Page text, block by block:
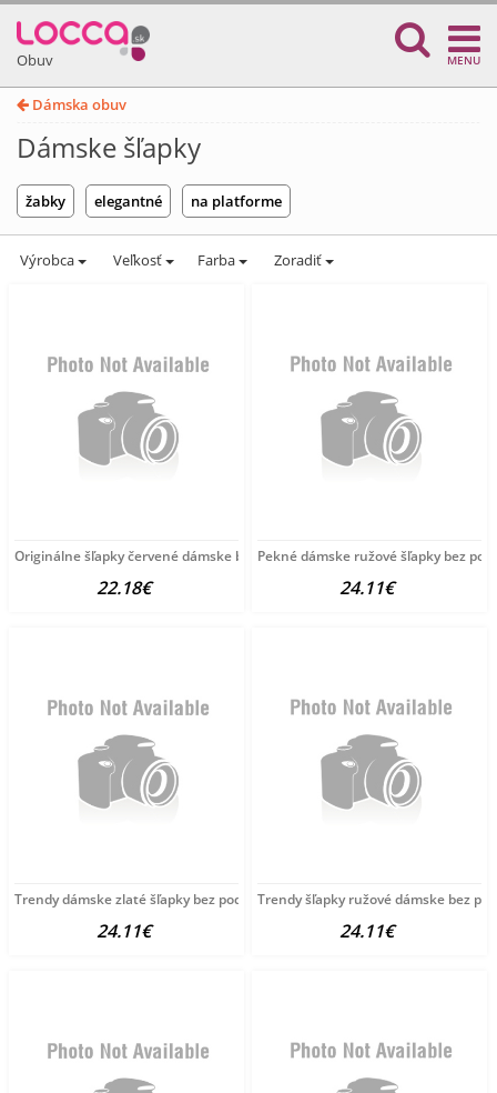
Obuv MENU
Dámska obuv
Dámske šľapky
žabky elegantné na platforme
Výrobca Veľkosť Farba Zoradiť
Originálne šľapky červené dámske bez podpätku
22.18€
Pekné dámske ružové šľapky bez
24.11€
Trendy dámske zlaté šľapky bez podpätku
24.11€
Trendy šľapky ružové dámske bez
24.11€